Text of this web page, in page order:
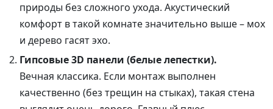
природы без сложного ухода. Акустический
комфорт в такой комнате значительно выше – мох
и дерево гасят эхо.
Гипсовые 3D панели (белые лепестки).
Вечная классика. Если монтаж выполнен
качественно (без трещин на стыках), такая стена